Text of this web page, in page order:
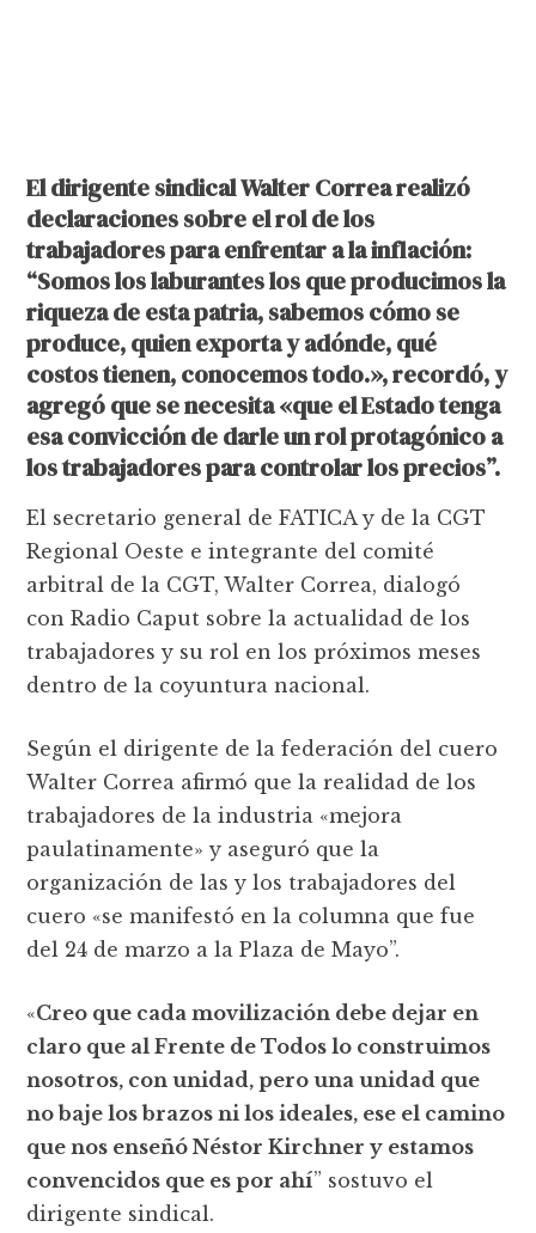
El dirigente sindical Walter Correa realizó
declaraciones sobre el rol de los
trabajadores para enfrentar a la inflación:
“Somos los laburantes los que producimos la
riqueza de esta patria, sabemos cómo se
produce, quien exporta y adónde, qué
costos tienen, conocemos todo.», recordó, y
agregó que se necesita «que el Estado tenga
esa convicción de darle un rol protagónico a
los trabajadores para controlar los precios”.
El secretario general de FATICA y de la CGT
Regional Oeste e integrante del comité
arbitral de la CGT, Walter Correa, dialogó
con Radio Caput sobre la actualidad de los
trabajadores y su rol en los próximos meses
dentro de la coyuntura nacional.
Según el dirigente de la federación del cuero
Walter Correa afirmó que la realidad de los
trabajadores de la industria «mejora
paulatinamente» y aseguró que la
organización de las y los trabajadores del
cuero «se manifestó en la columna que fue
del 24 de marzo a la Plaza de Mayo”.
«Creo que cada movilización debe dejar en
claro que al Frente de Todos lo construimos
nosotros, con unidad, pero una unidad que
no baje los brazos ni los ideales, ese el camino
que nos enseñó Néstor Kirchner y estamos
convencidos que es por ahí” sostuvo el
dirigente sindical.